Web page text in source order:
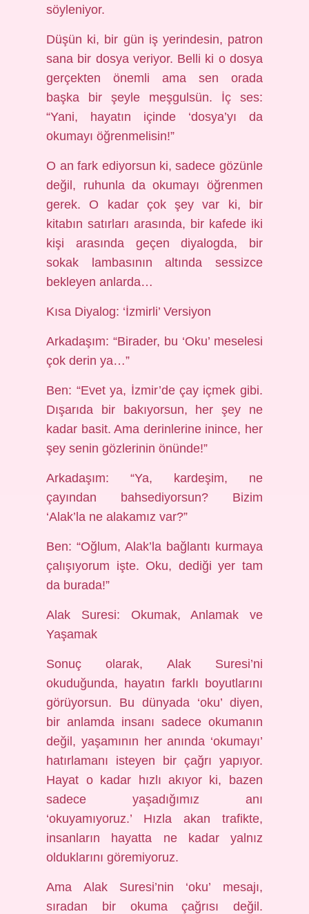
söyleniyor.
Düşün ki, bir gün iş yerindesin, patron
sana bir dosya veriyor. Belli ki o dosya
gerçekten önemli ama sen orada
başka bir şeyle meşgulsün. İç ses:
“Yani, hayatın içinde ‘dosya’yı da
okumayı öğrenmelisin!”
O an fark ediyorsun ki, sadece gözünle
değil, ruhunla da okumayı öğrenmen
gerek. O kadar çok şey var ki, bir
kitabın satırları arasında, bir kafede iki
kişi arasında geçen diyalogda, bir
sokak lambasının altında sessizce
bekleyen anlarda…
Kısa Diyalog: ‘İzmirli’ Versiyon
Arkadaşım: “Birader, bu ‘Oku’ meselesi
çok derin ya…”
Ben: “Evet ya, İzmir’de çay içmek gibi.
Dışarıda bir bakıyorsun, her şey ne
kadar basit. Ama derinlerine inince, her
şey senin gözlerinin önünde!”
Arkadaşım: “Ya, kardeşim, ne
çayından bahsediyorsun? Bizim
‘Alak’la ne alakamız var?”
Ben: “Oğlum, Alak’la bağlantı kurmaya
çalışıyorum işte. Oku, dediği yer tam
da burada!”
Alak Suresi: Okumak, Anlamak ve
Yaşamak
Sonuç olarak, Alak Suresi’ni
okuduğunda, hayatın farklı boyutlarını
görüyorsun. Bu dünyada ‘oku’ diyen,
bir anlamda insanı sadece okumanın
değil, yaşamının her anında ‘okumayı’
hatırlamanı isteyen bir çağrı yapıyor.
Hayat o kadar hızlı akıyor ki, bazen
sadece yaşadığımız anı
‘okuyamıyoruz.’ Hızla akan trafikte,
insanların hayatta ne kadar yalnız
olduklarını göremiyoruz.
Ama Alak Suresi’nin ‘oku’ mesajı,
sıradan bir okuma çağrısı değil.